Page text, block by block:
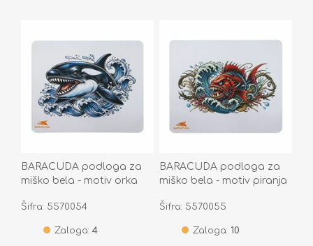
BARACUDA podloga za
miško bela - motiv orka
Šifra: 5570054
Zaloga: 4
BARACUDA podloga za
miško bela - motiv piranja
Šifra: 5570055
Zaloga: 10